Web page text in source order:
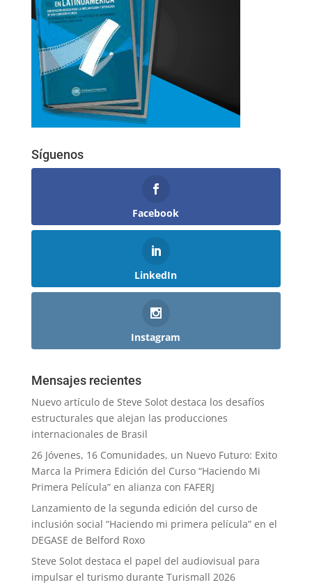
Síguenos
Facebook
LinkedIn
Instagram
Mensajes recientes
Nuevo artículo de Steve Solot destaca los desafíos
estructurales que alejan las producciones
internacionales de Brasil
26 Jóvenes, 16 Comunidades, un Nuevo Futuro: Exito
Marca la Primera Edición del Curso “Haciendo Mi
Primera Película” en alianza con FAFERJ
Lanzamiento de la segunda edición del curso de
inclusión social “Haciendo mi primera película” en el
DEGASE de Belford Roxo
Steve Solot destaca el papel del audiovisual para
impulsar el turismo durante Turismall 2026